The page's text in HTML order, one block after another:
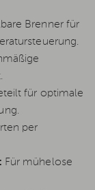
Brenner für
für optimale
per
Für mühelose